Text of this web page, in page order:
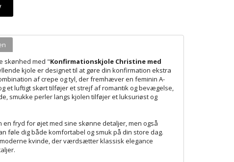
skønhed med "Konfirmationskjole Christine med
kjole er designet til at gøre din konfirmation ekstra
af crepe og tyl, der fremhæver en feminin A-
et luftigt skørt tilføjer et strejf af romantik og bevægelse,
smukke perler langs kjolen tilføjer et luksuriøst og
en fryd for øjet med sine skønne detaljer, men også
føle dig både komfortabel og smuk på din store dag.
kvinde, der værdsætter klassisk elegance